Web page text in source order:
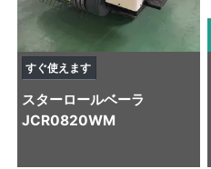
すぐ使えます
スターロールベーラ
JCR0820WM